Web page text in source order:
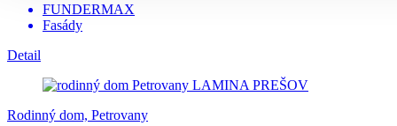
FUNDERMAX
Fasády
Detail
Rodinný dom, Petrovany